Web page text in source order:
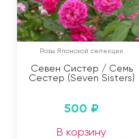
Розы Японской селекции
Севен Систер / Семь
Сестер (Seven Sisters)
500 ₽
В корзину